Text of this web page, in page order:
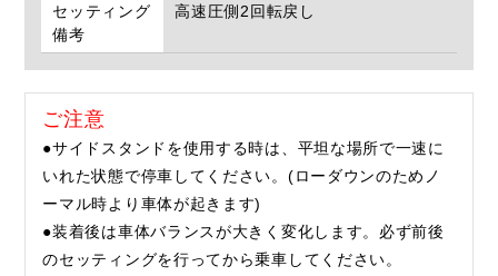
セッティング
備考
高速圧側2回転戻し
ご注意
●サイドスタンドを使用する時は、平坦な場所で一速に
いれた状態で停車してください。(ローダウンのためノ
ーマル時より車体が起きます)
●装着後は車体バランスが大きく変化します。必ず前後
のセッティングを行ってから乗車してください。